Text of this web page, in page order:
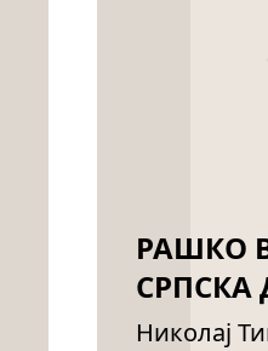
РАШКО
СРПСКА
Николај